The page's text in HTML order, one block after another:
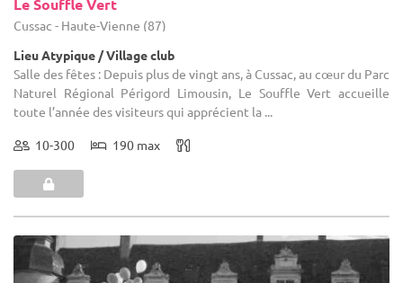
Le Souffle Vert
Cussac - Haute-Vienne (87)
Lieu Atypique / Village club
Salle des fêtes : Depuis plus de vingt ans, à Cussac, au cœur du Parc
Naturel Régional Périgord Limousin, Le Souffle Vert accueille
toute l’année des visiteurs qui apprécient la ...
10-300 190 max